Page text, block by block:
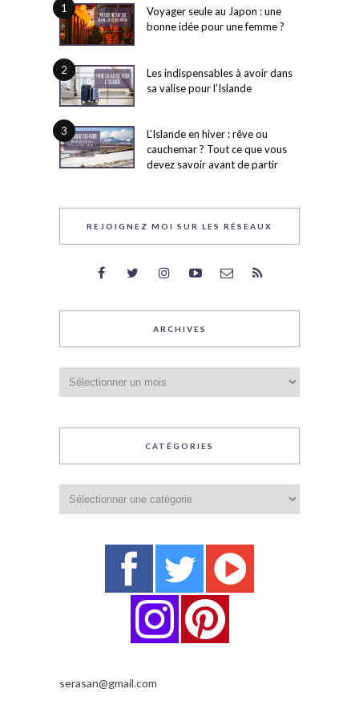
1
Voyager seule au Japon : une
bonne idée pour une femme ?
2
Les indispensables à avoir dans
sa valise pour l’Islande
3
L’Islande en hiver : rêve ou
cauchemar ? Tout ce que vous
devez savoir avant de partir
REJOIGNEZ MOI SUR LES RÉSEAUX
ARCHIVES
CATÉGORIES
serasan@gmail.com